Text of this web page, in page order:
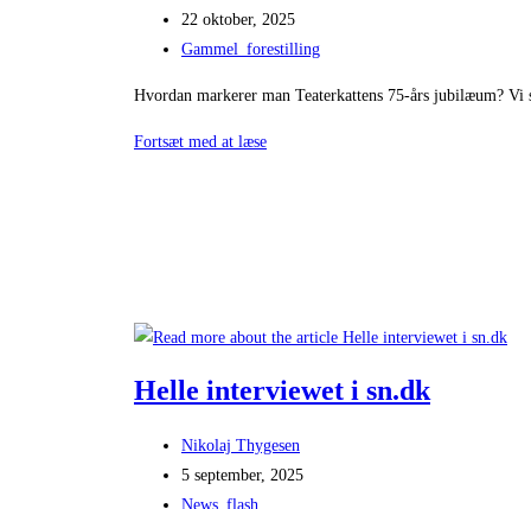
author:
Post
published:
22 oktober, 2025
Post
Gammel_forestilling
Hvordan markerer man Teaterkattens 75-års jubilæum? Vi
Fortsæt med at læseTeaterkattens
Helle interviewet i sn.dk
Post
author:
Nikolaj Thygesen
Post
published:
5 september, 2025
Post
News_flash